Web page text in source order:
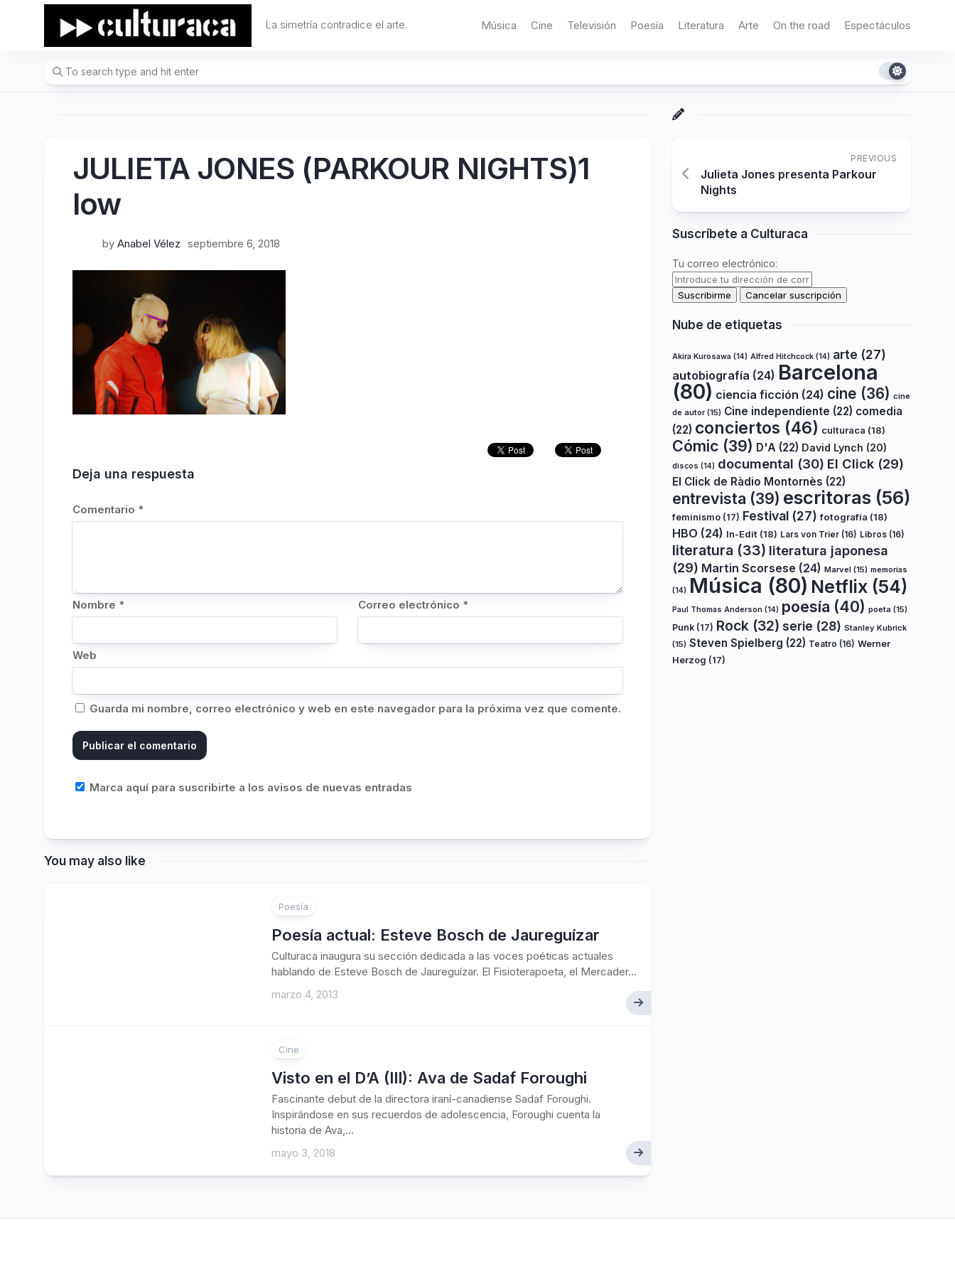
La simetría contradice el arte. Música Cine Televisión Poesía Literatura Arte On the road Espectáculos
JULIETA JONES (PARKOUR NIGHTS)1
low
by Anabel Vélez septiembre 6, 2018
Deja una respuesta
Comentario *
Nombre * Correo electrónico *
Web
Guarda mi nombre, correo electrónico y web en este navegador para la próxima vez que comente.
Marca aquí para suscribirte a los avisos de nuevas entradas
You may also like
Poesía
Poesía actual: Esteve Bosch de Jaureguízar
Culturaca inaugura su sección dedicada a las voces poéticas actuales
hablando de Esteve Bosch de Jaureguízar. El Fisioterapoeta, el Mercader...
marzo 4, 2013
Cine
Visto en el D’A (III): Ava de Sadaf Foroughi
Fascinante debut de la directora iraní-canadiense Sadaf Foroughi.
Inspirándose en sus recuerdos de adolescencia, Foroughi cuenta la
historia de Ava,...
mayo 3, 2018
PREVIOUS
Julieta Jones presenta Parkour
Nights
Suscríbete a Culturaca
Tu correo electrónico:
Nube de etiquetas
Akira Kurosawa (14) Alfred Hitchcock (14) arte (27)
autobiografía (24) Barcelona
(80) ciencia ficción (24) cine (36) cine
de autor(15) Cine independiente (22) comedia
(22) conciertos (46) culturaca (18)
Cómic (39) D'A (22) David Lynch (20)
discos (14) documental (30) El Click (29)
El Click de Ràdio Montornès (22)
entrevista (39) escritoras (56)
feminismo (17) Festival (27) fotografía (18)
HBO (24) In-Edit (18) Lars von Trier (16) Libros (16)
literatura (33) literatura japonesa
(29) Martin Scorsese (24) Marvel (15) memorias
(14) Música (80) Netflix (54)
Paul Thomas Anderson (14) poesía (40) poeta (15)
Punk (17) Rock (32) serie (28) Stanley Kubrick
(15) Steven Spielberg (22) Teatro (16) Werner
Herzog (17)